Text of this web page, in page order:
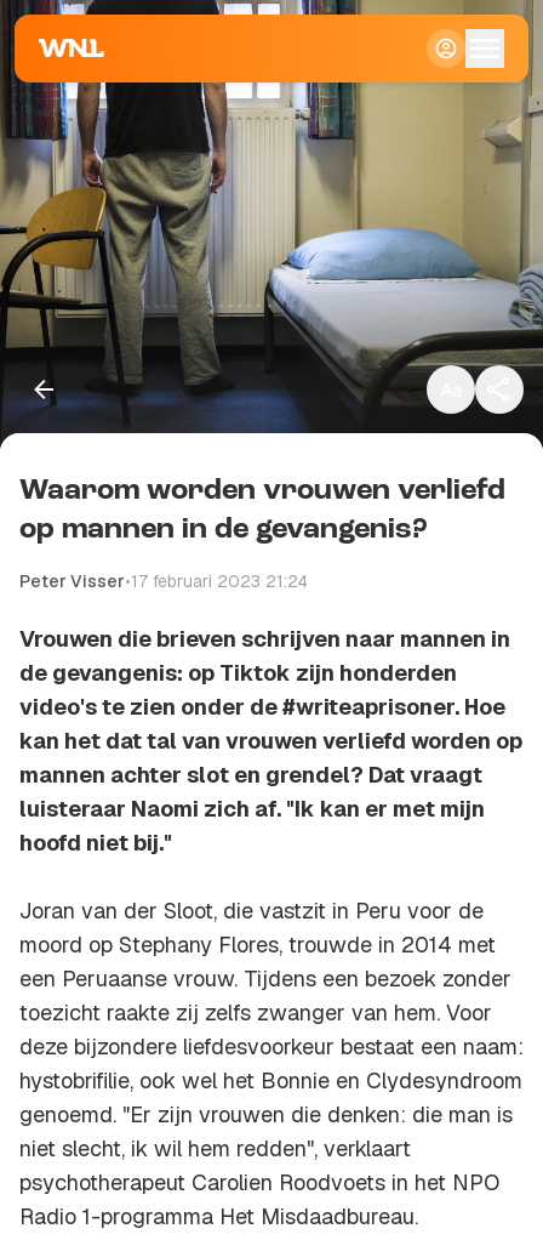
Klein
Kopieer link
Waarom worden vrouwen verliefd
op mannen in de gevangenis?
Peter Visser•17 februari 2023 21:24
Vrouwen die brieven schrijven naar mannen in
de gevangenis: op Tiktok zijn honderden
video's te zien onder de #writeaprisoner. Hoe
kan het dat tal van vrouwen verliefd worden op
mannen achter slot en grendel? Dat vraagt
luisteraar Naomi zich af. "Ik kan er met mijn
hoofd niet bij."
Joran van der Sloot, die vastzit in Peru voor de
moord op Stephany Flores, trouwde in 2014 met
een Peruaanse vrouw. Tijdens een bezoek zonder
toezicht raakte zij zelfs zwanger van hem. Voor
deze bijzondere liefdesvoorkeur bestaat een naam:
hystobrifilie, ook wel het Bonnie en Clydesyndroom
genoemd. "Er zijn vrouwen die denken: die man is
niet slecht, ik wil hem redden", verklaart
psychotherapeut Carolien Roodvoets in het NPO
Radio 1-programma Het Misdaadbureau.